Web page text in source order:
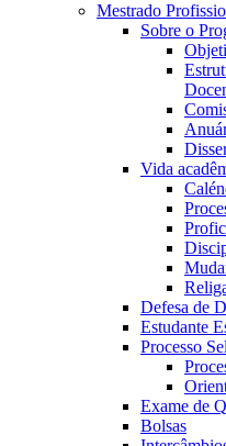
Mestrado
Sobre o
Vida
Defesa de
Estudante
Processo
Exame de
Bolsas